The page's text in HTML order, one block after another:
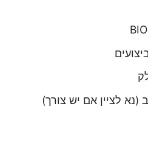
לציין אם יש צורך)